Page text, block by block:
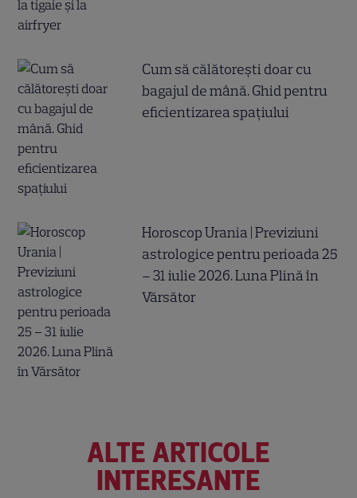
Cum să călătoreşti doar cu
bagajul de mână. Ghid pentru
eficientizarea spaţiului
Horoscop Urania | Previziuni
astrologice pentru perioada 25
– 31 iulie 2026. Luna Plină în
Vărsător
ALTE ARTICOLE
INTERESANTE